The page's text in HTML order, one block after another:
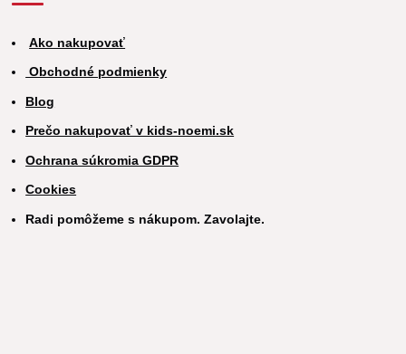
Ako nakupovať
Obchodné podmienky
Blog
Prečo nakupovať v kids-noemi.sk
Ochrana súkromia GDPR
Cookies
Radi pomôžeme s nákupom. Zavolajte.